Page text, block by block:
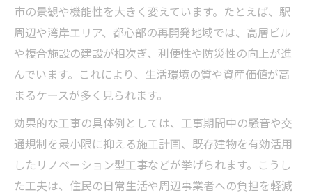
市の景観や機能性を大きく変えています。たとえば、駅
周辺や湾岸エリア、都心部の再開発地域では、高層ビル
や複合施設の建設が相次ぎ、利便性や防災性の向上が進
んでいます。これにより、生活環境の質や資産価値が高
まるケースが多く見られます。
効果的な工事の具体例としては、工事期間中の騒音や交
通規制を最小限に抑える施工計画、既存建物を有効活用
したリノベーション型工事などが挙げられます。こうし
た工夫は、住民の日常生活や周辺事業者への負担を軽減